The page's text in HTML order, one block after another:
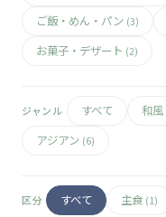
🥓
ご飯・めん・パン (3)
お菓子・デザート (2)
ジャンル すべて 和風
アジアン (6)
区分 すべて 主食 (1)